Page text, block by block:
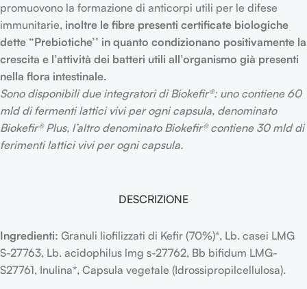
promuovono la formazione di anticorpi utili per le difese
immunitarie, inoltre le fibre presenti certificate biologiche
dette “Prebiotiche’’ in quanto condizionano positivamente la
crescita e l’attività dei batteri utili all’organismo già presenti
nella flora intestinale.
Sono disponibili due integratori di Biokefir®: uno contiene 60
mld di fermenti lattici vivi per ogni capsula, denominato
Biokefir® Plus, l’altro denominato Biokefir® contiene 30 mld di
ferimenti lattici vivi per ogni capsula.
DESCRIZIONE
Ingredienti: Granuli liofilizzati di Kefir (70%)*, Lb. casei LMG
S-27763, Lb. acidophilus lmg s-27762, Bb bifidum LMG-
S27761, Inulina*, Capsula vegetale (Idrossipropilcellulosa).